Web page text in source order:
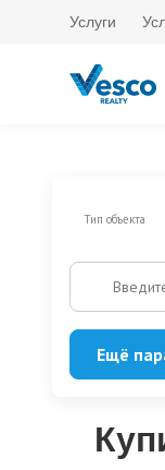
Услуги
Тип объекта
Ещё